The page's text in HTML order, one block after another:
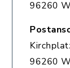
96260
96260